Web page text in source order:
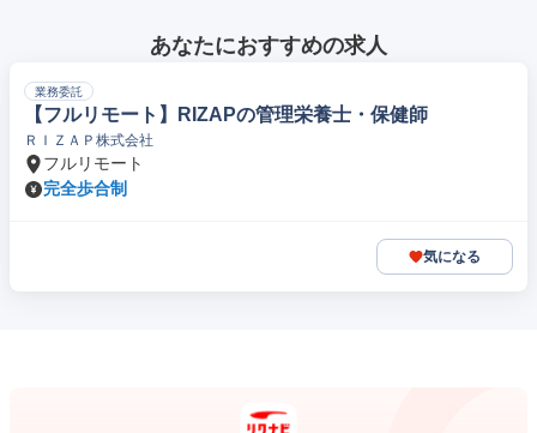
あなたにおすすめの求人
業務委託
【フルリモート】RIZAPの管理栄養士・保健師
ＲＩＺＡＰ株式会社
フルリモート
完全歩合制
気になる